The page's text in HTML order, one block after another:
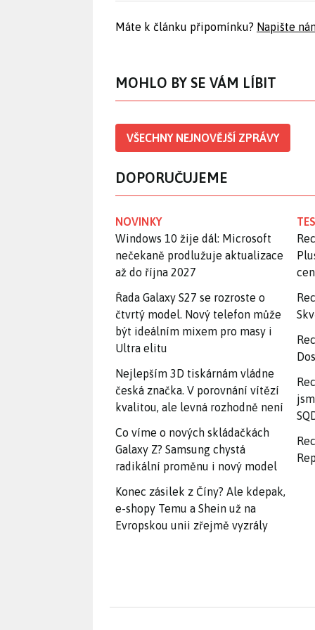
Máte k článku připomínku? Napište
MOHLO BY SE VÁM LÍBIT
VŠECHNY NEJNOVĚJŠÍ ZPRÁVY
DOPORUČUJEME
NOVINKY
Windows 10 žije dál: Microsoft
nečekaně prodlužuje aktualizace
až do října 2027
Řada Galaxy S27 se rozroste o
čtvrtý model. Nový telefon může
být ideálním mixem pro masy i
Ultra elitu
Nejlepším 3D tiskárnám vládne
česká značka. V porovnání vítězí
kvalitou, ale levná rozhodně není
Co víme o nových skládačkách
Galaxy Z? Samsung chystá
radikální proměnu i nový model
Konec zásilek z Číny? Ale kdepak,
e-shopy Temu a Shein už na
Evropskou unii zřejmě vyzrály